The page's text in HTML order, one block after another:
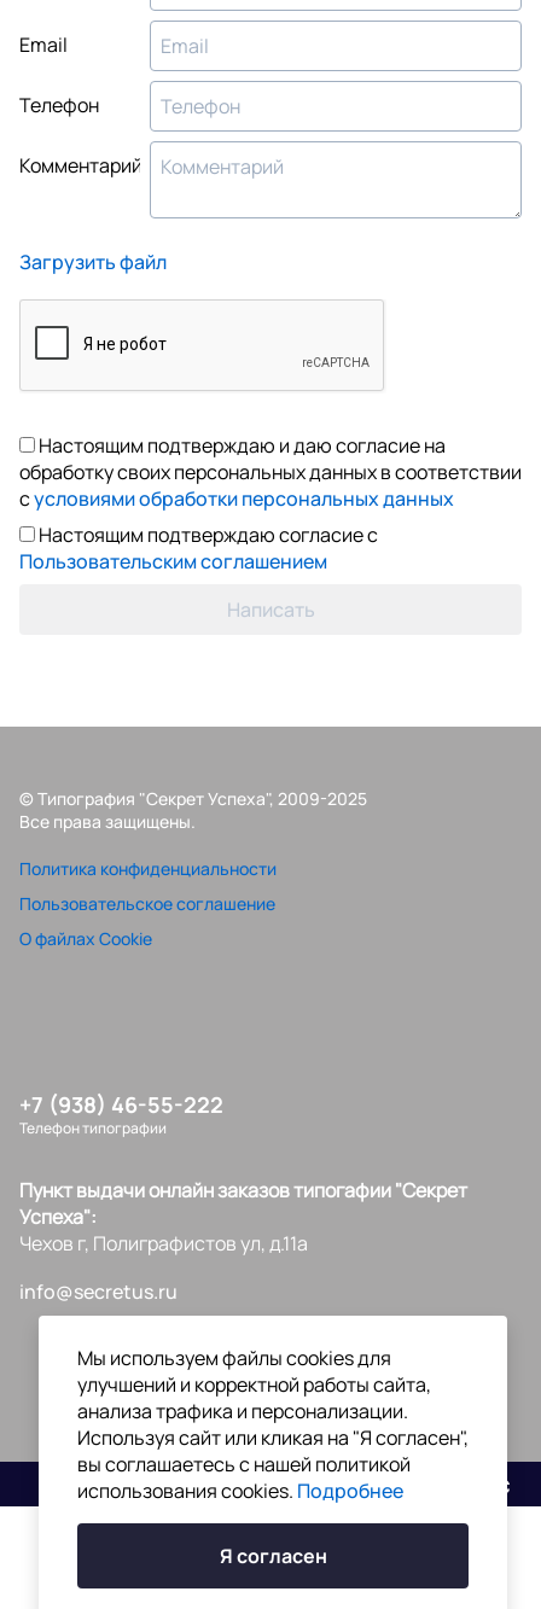
Email
Телефон
Комментарий
Загрузить файл
Настоящим подтверждаю и даю согласие на
обработку своих персональных данных в соответствии
сусловиями обработки персональных данных
Настоящим подтверждаю согласие с
Пользовательским соглашением
Написать
© Типография "Секрет Успеха", 2009-2025
Все права защищены.
Политика конфиденциальности
Пользовательское соглашение
О файлах Cookie
+7 (938) 46-55-222
Телефон типографии
Пункт выдачи онлайн заказов типогафии "Секрет
Успеха":
Чехов г, Полиграфистов ул, д.11а
info@secretus.ru
Мы используем файлы cookies для
улучшений и корректной работы сайта,
анализа трафика и персонализации.
Используя сайт или кликая на "Я согласен",
вы соглашаетесь с нашей политикой
использования cookies. Подробнее
Я согласен
Разработано